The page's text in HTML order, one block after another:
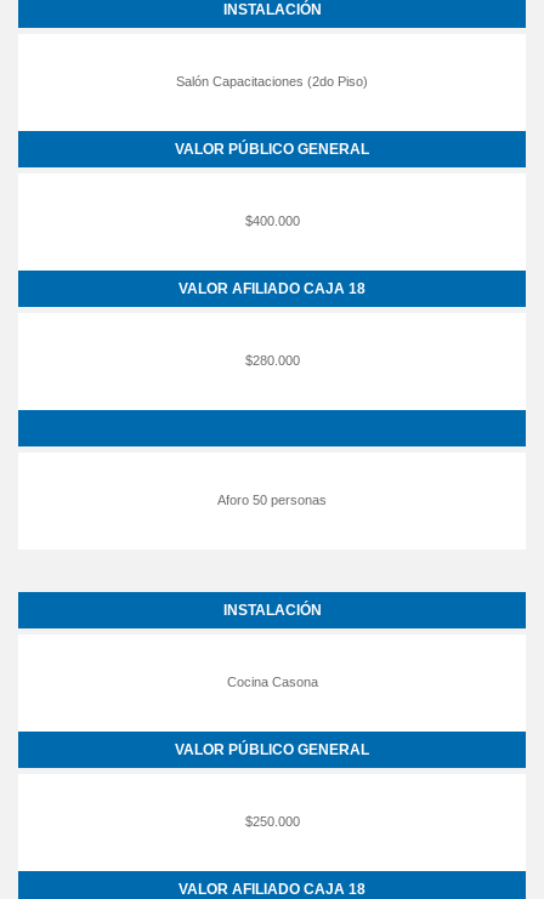
INSTALACIÓN
Salón Capacitaciones (2do Piso)
VALOR PÚBLICO GENERAL
$400.000
VALOR AFILIADO CAJA 18
$280.000
Aforo 50 personas
INSTALACIÓN
Cocina Casona
VALOR PÚBLICO GENERAL
$250.000
VALOR AFILIADO CAJA 18